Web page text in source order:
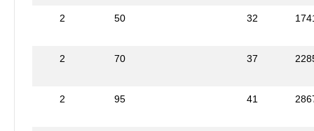
2 50 32
2 70 37
2 95 41